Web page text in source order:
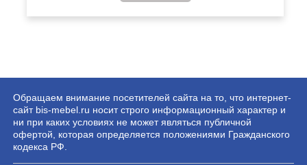
Обращаем внимание посетителей сайта на то, что интернет-
сайт bis-mebel.ru носит строго информационный характер и
ни при каких условиях не может являться публичной
офертой, которая определяется положениями Гражданского
кодекса РФ.